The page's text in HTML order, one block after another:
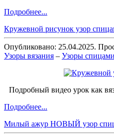
Подробнее...
Кружевной рисунок узор
Опубликовано: 25.04.2025.
Узоры вязания – Узоры спицами
Подробный видео урок как
Подробнее...
Милый ажур НОВЫЙ узор